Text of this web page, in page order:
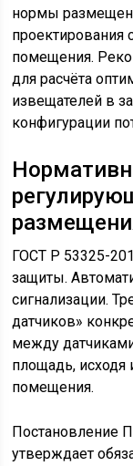
нормы
проектирования
помещения.
для расчёта
извещателей в
конфигурации
ГОСТ Р 53325-
защиты.
сигнализации.
датчиков»
между
площадь, исходя
помещения.
Постановление
утверждает